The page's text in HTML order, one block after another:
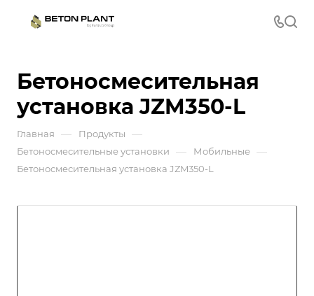
Бетоносмесительная
установка JZM350-L
Главная — Продукты —
Бетоносмесительные установки — Мобильные —
Бетоносмесительная установка JZM350-L